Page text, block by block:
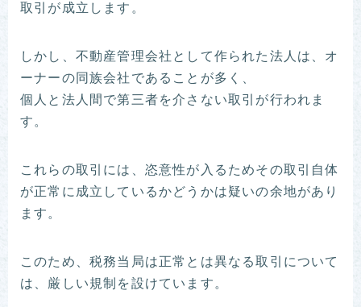
取引が成立します。
しかし、不動産管理会社として作られた法人は、オ
ーナーの同族会社であることが多く、
個人と法人間で第三者を介さない取引が行われま
す。
これらの取引には、恣意性が入るためその取引自体
が正常に成立しているかどうかは疑いの余地があり
ます。
このため、税務当局は正常とは異なる取引について
は、厳しい規制を設けています。